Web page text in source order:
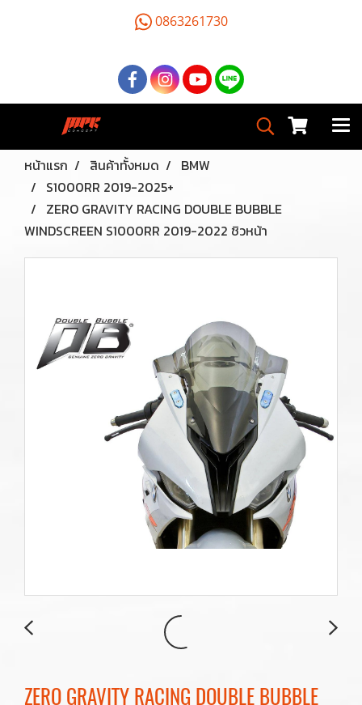
0863261730
หน้าแรก สินค้าทั้งหมด
BMW
S1000RR 2019-2025+
ZERO GRAVITY RACING DOUBLE BUBBLE
WINDSCREEN S1000RR 2019-2022 ชิวหน้า
ZERO GRAVITY RACING DOUBLE BUBBLE